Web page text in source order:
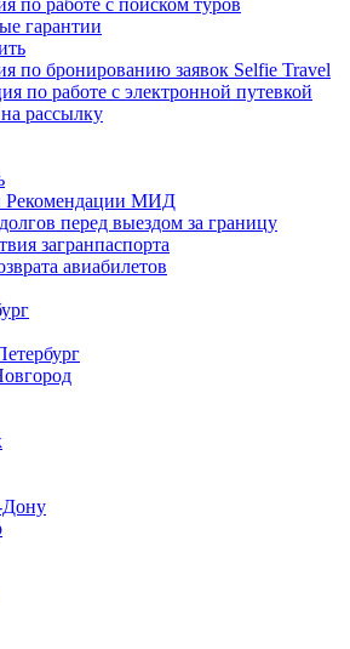
по работе с поиском туров
гарантии
по бронированию заявок Selfie Travel
по работе с электронной путевкой
рассылку
Рекомендации МИД
перед выездом за границу
загранпаспорта
авиабилетов
Дону